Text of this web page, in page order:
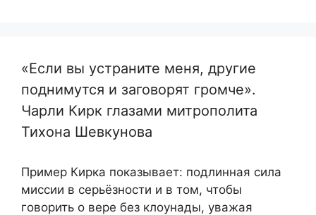
«Если вы устраните меня, другие
поднимутся и заговорят громче».
Чарли Кирк глазами митрополита
Тихона Шевкунова
Пример Кирка показывает: подлинная сила
миссии в серьёзности и в том, чтобы
говорить о вере без клоунады, уважая